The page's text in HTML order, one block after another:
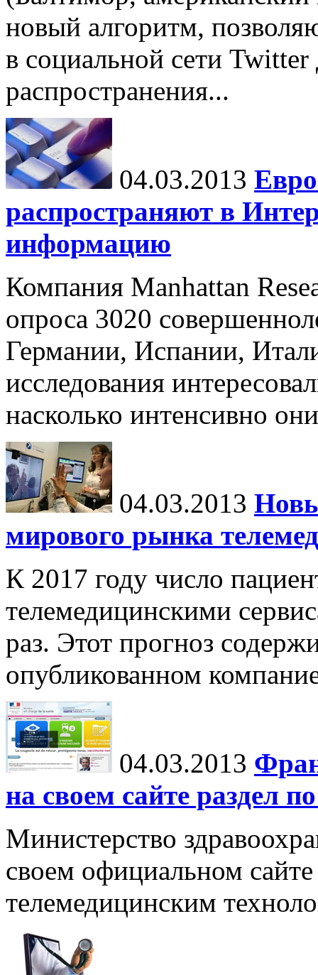
новый алгоритм,
в социальной сети
распространения...
04.03.2013
распространяют в
информацию
Компания Manhattan
опроса 3020
Германии, Испании,
исследования
насколько интенсивно
04.03.2013
мирового рынка
К 2017 году число
телемедицинскими
раз. Этот прогноз
опубликованном
04.03.2013
на своем сайте раздел
Министерство
своем официальном
телемедицинским